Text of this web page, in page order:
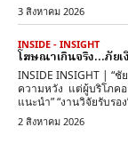
3 สิงหาคม 2026
INSIDE - INSIGHT
โฆษณาเกินจริง…ภัยเ
INSIDE INSIGHT | “ชัยทัศน์” ประจำวันที่ 3 สิงหาคม 2569 เ
ความหวัง แต่ผู้บริโภคอาจเป็นผู้จ่ายราคา “
2 สิงหาคม 2026